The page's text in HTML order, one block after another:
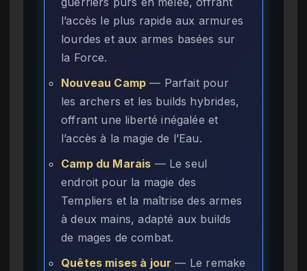
l’accès le plus rapide aux armures
lourdes et aux armes basées sur
la Force.
Nouveau Camp — Parfait pour
les archers et les builds hybrides,
offrant une liberté inégalée et
l’accès à la magie de l’Eau.
Camp du Marais — Le seul
endroit pour la magie des
Templiers et la maîtrise des armes
à deux mains, adapté aux builds
de mages de combat.
Quêtes mises à jour — Le remake